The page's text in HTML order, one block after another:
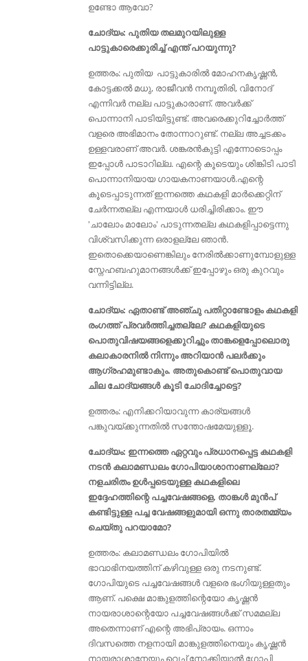
ഉണ്ടോ ആവോ?
ചോദ്യം: പുതിയ തലമുറയിലുള്ള
പാട്ടുകാരെക്കുരിച്ച് എന്ത് പറയുന്നു?
ഉത്തരം: പുതിയ പാട്ടുകാരില്‍ മോഹനകൃഷ്ണൻ,
കോട്ടക്കല്‍ മധു, രാജീവന്‍ നമ്പൂതിരി, വിനോദ്
എന്നിവര്‍ നല്ല പാട്ടുകാരാണ്. അവര്‍ക്ക്
പൊന്നാനി പാടിയിട്ടുണ്ട്. അവരെക്കുറിച്ചോർത്ത്
വളരെ അഭിമാനം തോന്നാറുണ്ട്. നല്ല അച്ചടക്കം
ഉള്ളവരാണ് അവർ. ശങ്കരൻകുട്ടി എന്നോടൊപ്പം
ഇപ്പോൾ പാടാറില്ല. എന്റെ കൂടെയും ശിങ്കിടി പാടി
പൊന്നാനിയായ ഗായകനാണയാൾ.എന്റെ
കൂടെപ്പാടുന്നത് ഇന്നത്തെ കഥകളി മാർക്കെറ്റിന്
ചേർന്നതല്ല എന്നയാൾ ധരിച്ചിരിക്കാം. ഈ
'ചാലോം മാലോം' പാടുന്നതല്ല കഥകളിപ്പാട്ടെന്നു
വിശ്വസിക്കുന്ന ഒരാളല്ലേ ഞാൻ.
ഇതൊക്കെയാണെങ്കിലും നേരിൽക്കാണുമ്പോളുള്ള
സ്നേഹബഹുമാനങ്ങൾക്ക് ഇപ്പോഴും ഒരു കുറവും
വന്നിട്ടില്ല.
ചോദ്യം: ഏതാണ്ട് അഞ്ചു പതിറ്റാണ്ടോളം കഥകളി
രംഗത്ത് പ്രവർത്തിച്ചതല്ലേ? കഥകളിയുടെ
പൊതുവിഷയങ്ങളെക്കുറിച്ചും താങ്കളെപ്പോലൊരു
കലാകാരനിൽ നിന്നും അറിയാൻ പലർക്കും
ആഗ്രഹമുണ്ടാകും. അതുകൊണ്ട് പൊതുവായ
ചില ചോദ്യങ്ങൾ കൂടി ചോദിച്ചോട്ടെ?
ഉത്തരം: എനിക്കറിയാവുന്ന കാര്യങ്ങൾ
പങ്കുവയ്ക്കുന്നതിൽ സന്തോഷമേയുള്ളൂ.
ചോദ്യം: ഇന്നത്തെ ഏറ്റവും പ്രധാനപ്പെട്ട കഥകളി
നടൻ കലാമണ്ഡലം ഗോപിയാശാനാണല്ലോ?
നളചരിതം ഉള്‍പ്പടെയുള്ള കഥകളിലെ
ഇദ്ദേഹത്തിന്റെ പച്ചവേഷങ്ങളെ, താങ്കൾ മുന്‍പ്
കണ്ടിട്ടുള്ള പച്ച വേഷങ്ങളുമായി ഒന്നു താരതമ്മ്യം
ചെയ്തു പറയാമോ?
ഉത്തരം: കലാമണ്ഡലം ഗോപിയില്‍
ഭാവാഭിനയത്തിന് കഴിവുള്ള ഒരു നടനുണ്ട്‌.
ഗോപിയുടെ പച്ചവേഷങ്ങൾ വളരെ ഭംഗിയുള്ളതും
ആണ്. പക്ഷെ മാങ്കുളത്തിന്റെയോ കൃഷ്ണൻ
നായരാശാന്റെയോ പച്ചവേഷങ്ങൾക്ക് സമമല്ല
അതെന്നാണ്‌ എന്റെ അഭിപ്രായം. ഒന്നാം
ദിവസത്തെ നളനായി മാങ്കുളത്തിനെയും കൃഷ്ണന്‍
നായരാശാനേയും വെച്ച് നോക്കിയാല്‍ ഗോപി